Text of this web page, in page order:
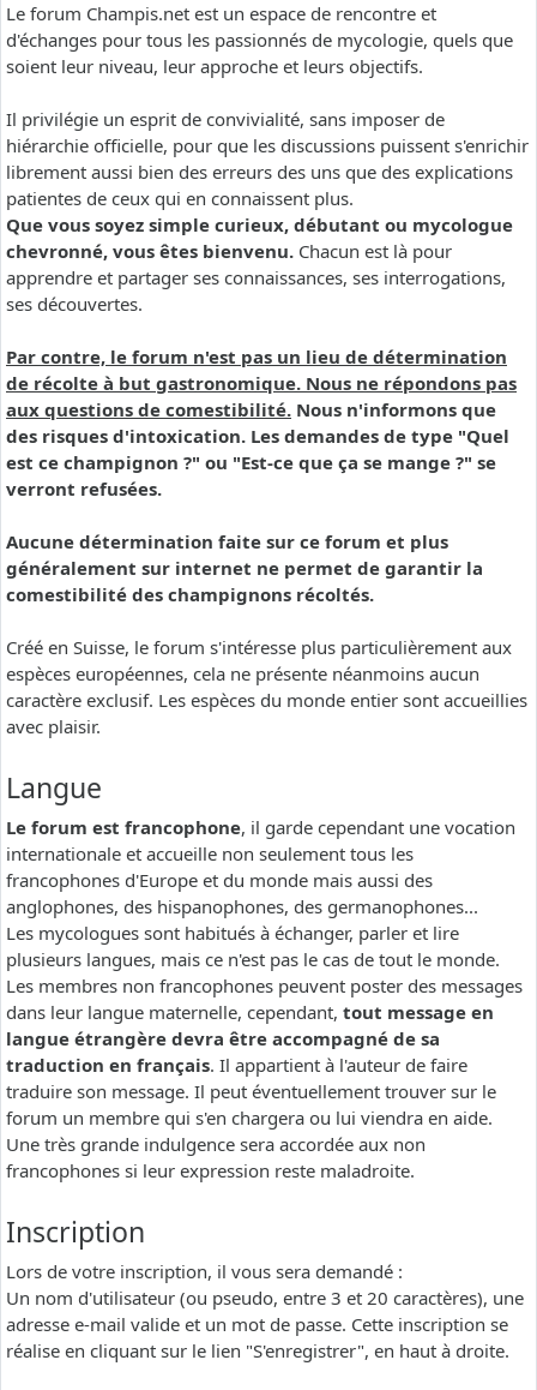
Le forum Champis.net est un espace de rencontre et
d'échanges pour tous les passionnés de mycologie, quels que
soient leur niveau, leur approche et leurs objectifs.
Il privilégie un esprit de convivialité, sans imposer de
hiérarchie officielle, pour que les discussions puissent s'enrichir
librement aussi bien des erreurs des uns que des explications
patientes de ceux qui en connaissent plus.
Que vous soyez simple curieux, débutant ou mycologue
chevronné, vous êtes bienvenu. Chacun est là pour
apprendre et partager ses connaissances, ses interrogations,
ses découvertes.
Par contre, le forum n'est pas un lieu de détermination
de récolte à but gastronomique. Nous ne répondons pas
aux questions de comestibilité. Nous n'informons que
des risques d'intoxication. Les demandes de type "Quel
est ce champignon ?" ou "Est-ce que ça se mange ?" se
verront refusées.
Aucune détermination faite sur ce forum et plus
généralement sur internet ne permet de garantir la
comestibilité des champignons récoltés.
Créé en Suisse, le forum s'intéresse plus particulièrement aux
espèces européennes, cela ne présente néanmoins aucun
caractère exclusif. Les espèces du monde entier sont accueillies
avec plaisir.
Langue
Le forum est francophone, il garde cependant une vocation
internationale et accueille non seulement tous les
francophones d'Europe et du monde mais aussi des
anglophones, des hispanophones, des germanophones...
Les mycologues sont habitués à échanger, parler et lire
plusieurs langues, mais ce n'est pas le cas de tout le monde.
Les membres non francophones peuvent poster des messages
dans leur langue maternelle, cependant, tout message en
langue étrangère devra être accompagné de sa
traduction en français. Il appartient à l'auteur de faire
traduire son message. Il peut éventuellement trouver sur le
forum un membre qui s'en chargera ou lui viendra en aide.
Une très grande indulgence sera accordée aux non
francophones si leur expression reste maladroite.
Inscription
Lors de votre inscription, il vous sera demandé :
Un nom d'utilisateur (ou pseudo, entre 3 et 20 caractères), une
adresse e-mail valide et un mot de passe. Cette inscription se
réalise en cliquant sur le lien "S'enregistrer", en haut à droite.